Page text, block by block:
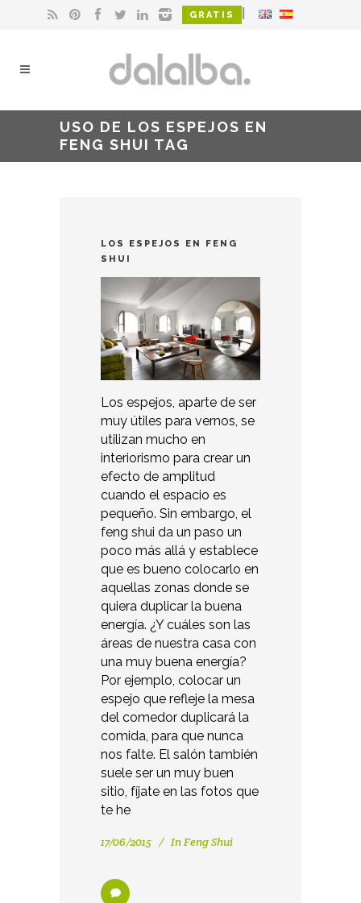
GRATIS
USO DE LOS ESPEJOS EN
FENG SHUI TAG
LOS ESPEJOS EN FENG
SHUI
Los espejos, aparte de ser
muy útiles para vernos, se
utilizan mucho en
interiorismo para crear un
efecto de amplitud
cuando el espacio es
pequeño. Sin embargo, el
feng shui da un paso un
poco más allá y establece
que es bueno colocarlo en
aquellas zonas donde se
quiera duplicar la buena
energía. ¿Y cuáles son las
áreas de nuestra casa con
una muy buena energía?
Por ejemplo, colocar un
espejo que refleje la mesa
del comedor duplicará la
comida, para que nunca
nos falte. El salón también
suele ser un muy buen
sitio, fíjate en las fotos que
te he
17/06/2015 InFeng Shui